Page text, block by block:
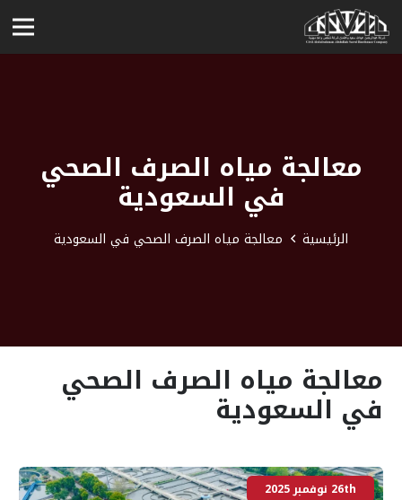
معالجة مياه الصرف الصحي
في السعودية
الرئيسية معالجة مياه الصرف الصحي في السعودية
معالجة مياه الصرف الصحي
في السعودية
26th نوفمبر 2025